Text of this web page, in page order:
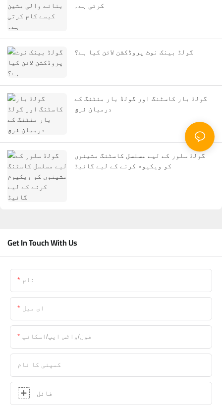
کرتی ہے۔
گولڈ بینک نوٹ پروڈکشن لائن کیا ہے؟
گولڈ بار کاسٹنگ اور گولڈ بار منٹنگ کے
درمیان فرق
گولڈ سلور کے لیے مسلسل کاسٹنگ مشینوں
کو ویکیوم کرنے کے لیے گائیڈ
Get In Touch With Us
نام
ای میل
فون/واٹس ایپ/اسکائپ
کمپنی کا نام
فائل